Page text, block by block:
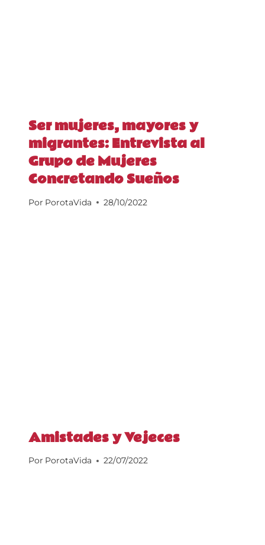
Ser mujeres, mayores y
migrantes: Entrevista al
Grupo de Mujeres
Concretando Sueños
Por PorotaVida 28/10/2022
Amistades y Vejeces
Por PorotaVida 22/07/2022